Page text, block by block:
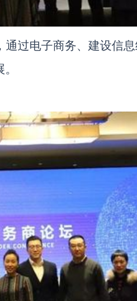
过电子商务、建设信